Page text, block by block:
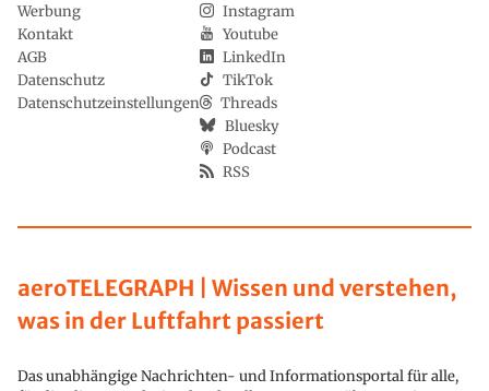
aeroTELEGRAPH | Wissen und verstehen,
was in der Luftfahrt passiert
Das unabhängige Nachrichten- und Informationsportal für alle,
Werbung
Kontakt
AGB
Datenschutz
Datenschutzeinstellungen
Instagram
Youtube
LinkedIn
TikTok
Threads
Bluesky
Podcast
RSS